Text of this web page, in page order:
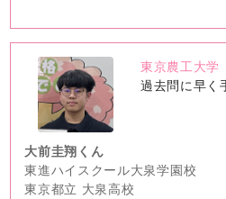
no
image
東京農工大学
過去問に早く
大前圭翔くん
東進ハイスクール大泉学園校
東京都立 大泉高校